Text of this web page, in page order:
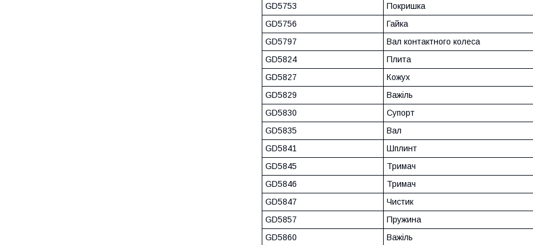
GD5753
Покришка
GD5756
Гайка
GD5797
Вал контактного колеса
GD5824
Плита
GD5827
Кожух
GD5829
Важіль
GD5830
Супорт
GD5835
Вал
GD5841
Шплинт
GD5845
Тримач
GD5846
Тримач
GD5847
Чистик
GD5857
Пружина
GD5860
Важіль